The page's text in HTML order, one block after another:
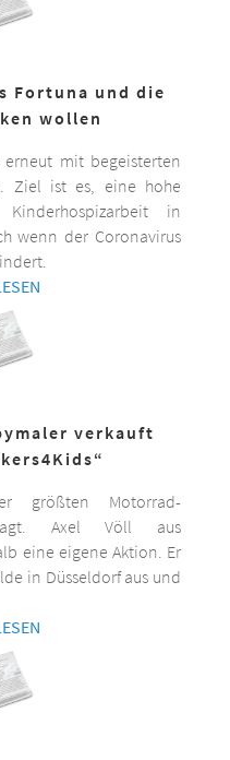
Fortuna und die
wollen
erneut mit begeisterten
Ziel ist es, eine hohe
in
wenn der Coronavirus
verkauft
größten Motorrad-
Axel Völl aus
eine eigene Aktion. Er
in Düsseldorf aus und